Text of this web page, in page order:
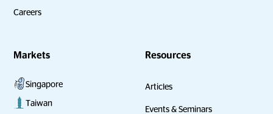
Careers
Markets
Singapore
Taiwan
Resources
Articles
Events & Seminars